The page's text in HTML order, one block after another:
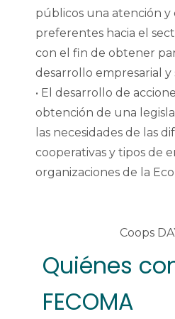
públicos una atención y
preferentes hacia el
con el fin de obtener
desarrollo empresarial y
• El desarrollo de
obtención de una
las necesidades de las
cooperativas y tipos de
organizaciones de la
Quiénes
FECOMA